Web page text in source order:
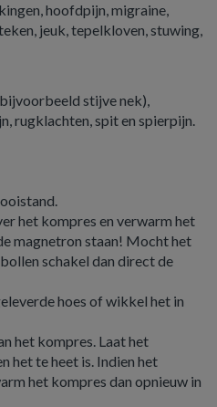
hoofdpijn, migraine,
jeuk, tepelkloven, stuwing,
stijve nek),
rugklachten, spit en spierpijn.
het kompres en verwarm het
magnetron staan! Mocht het
schakel dan direct de
hoes of wikkel het in
het kompres. Laat het
het te heet is. Indien het
het kompres dan opnieuw in